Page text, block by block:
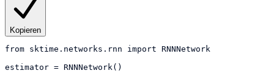
Kopieren
from sktime.networks.rnn import RNNNetwork
estimator = RNNNetwork()